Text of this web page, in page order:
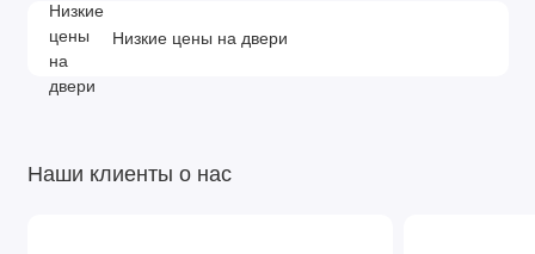
Низкие цены на двери
Наши клиенты о нас